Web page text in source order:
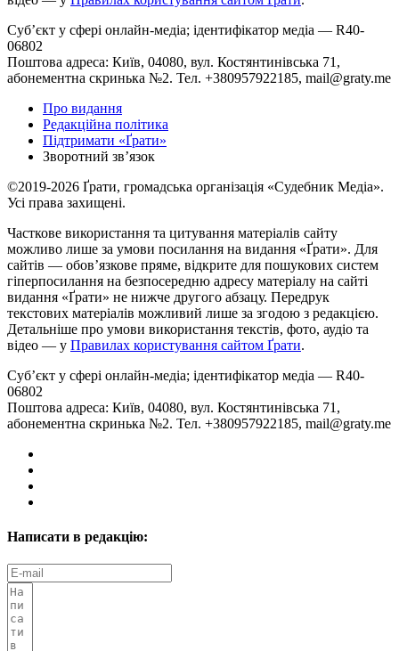
Суб’єкт у сфері онлайн-медіа; ідентифікатор медіа — R40-
06802
Поштова адреса: Київ, 04080, вул. Костянтинівська 71,
абонементна скринька №2. Тел. +380957922185, mail@graty.me
Про видання
Редакційна політика
Підтримати «Ґрати»
Зворотний звʼязок
©2019-2026 Ґрати, громадська організація «Судебник Медіа».
Усі права захищені.
Часткове використання та цитування матеріалів сайту
можливо лише за умови посилання на видання «Ґрати». Для
сайтів — обовʼязкове пряме, відкрите для пошукових систем
гіперпосилання на безпосередню адресу матеріалу на сайті
видання «Ґрати» не нижче другого абзацу. Передрук
текстових матеріалів можливий лише за згодою з редакцією.
Детальніше про умови використання текстів, фото, аудіо та
відео — у Правилах користування сайтом Ґрати.
Суб’єкт у сфері онлайн-медіа; ідентифікатор медіа — R40-
06802
Поштова адреса: Київ, 04080, вул. Костянтинівська 71,
абонементна скринька №2. Тел. +380957922185, mail@graty.me
Написати в редакцію: